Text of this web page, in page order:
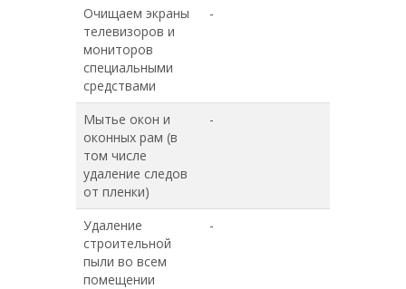
Очищаем экраны
телевизоров и
мониторов
специальными
средствами
-
Мытье окон и
оконных рам (в
том числе
удаление следов
от пленки)
-
Удаление
строительной
пыли во всем
помещении
-